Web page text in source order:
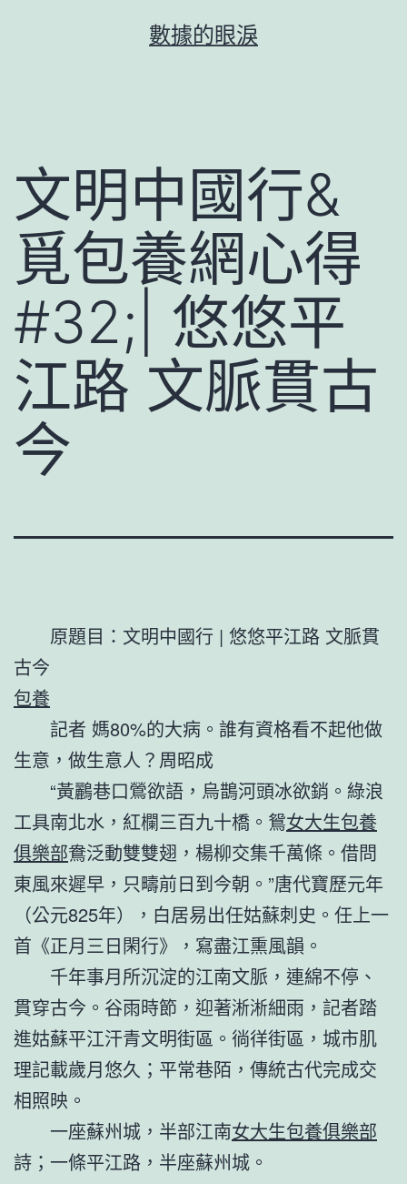
數據的眼淚
文明中國行&
覓包養網心得
#32;| 悠悠平
江路 文脈貫古
今
原題目：文明中國行 | 悠悠平江路 文脈貫
古今
包養
記者 媽80%的大病。誰有資格看不起他做
生意，做生意人？周昭成
“黃鸝巷口鶯欲語，烏鵲河頭冰欲銷。綠浪
工具南北水，紅欄三百九十橋。鴛女大生包養
俱樂部鴦泛動雙雙翅，楊柳交集千萬條。借問
東風來遲早，只疇前日到今朝。”唐代寶歷元年
（公元825年），白居易出任姑蘇刺史。任上一
首《正月三日閑行》，寫盡江熏風韻。
千年事月所沉淀的江南文脈，連綿不停、
貫穿古今。谷雨時節，迎著淅淅細雨，記者踏
進姑蘇平江汗青文明街區。徜徉街區，城市肌
理記載歲月悠久；平常巷陌，傳統古代完成交
相照映。
一座蘇州城，半部江南女大生包養俱樂部
詩；一條平江路，半座蘇州城。